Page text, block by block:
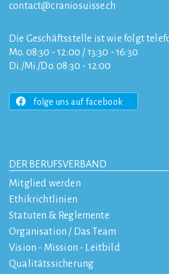
contact
craniosuisse.ch
Die Geschäftsstelle ist wie folgt
Mo. 08:30 - 12:00 / 13:30 - 16:30
Di./Mi./Do. 08:30 - 12:00
folge uns auf facebook
DER BERUFSVERBAND
Mitglied werden
Ethikrichtlinien
Statuten & Reglemente
Organisation / Das Team
Vision - Mission - Leitbild
Qualitätssicherung